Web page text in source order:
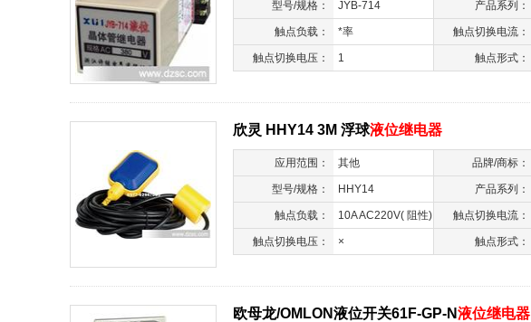
型号/规格： JYB-714 产品系列：
触点负载： *率 触点切换电流：
触点切换电压： 1 触点形式：
欣灵 HHY14 3M 浮球液位继电器
应用范围： 其他 品牌/商标：
型号/规格： HHY14 产品系列：
触点负载： 10A AC220V( 阻性) 触点切换电流：
触点切换电压： × 触点形式：
欧母龙/OMLON液位开关61F-GP-N液位继电器